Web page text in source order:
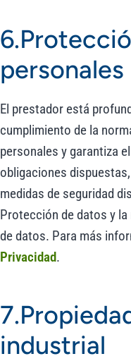
personales
El prestador está
cumplimiento de la
personales y garantiza
obligaciones
medidas de seguridad
Protección de datos y
de datos. Para más
Privacidad.
industrial